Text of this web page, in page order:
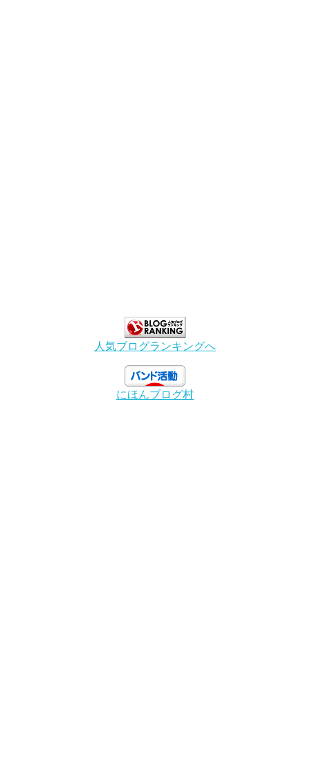
人気ブログランキングへ
にほんブログ村